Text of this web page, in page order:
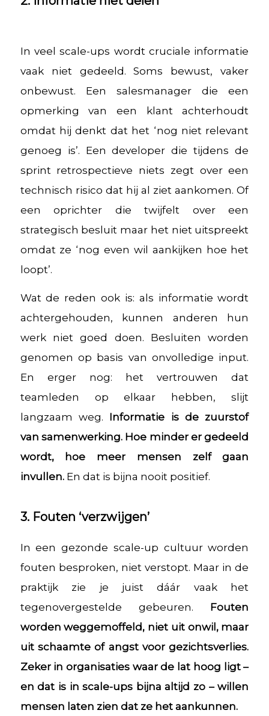
In veel scale-ups wordt cruciale informatie
vaak niet gedeeld. Soms bewust, vaker
onbewust. Een salesmanager die een
opmerking van een klant achterhoudt
omdat hij denkt dat het ‘nog niet relevant
genoeg is’. Een developer die tijdens de
sprint retrospectieve niets zegt over een
technisch risico dat hij al ziet aankomen. Of
een oprichter die twijfelt over een
strategisch besluit maar het niet uitspreekt
omdat ze ‘nog even wil aankijken hoe het
loopt’.
Wat de reden ook is: als informatie wordt
achtergehouden, kunnen anderen hun
werk niet goed doen. Besluiten worden
genomen op basis van onvolledige input.
En erger nog: het vertrouwen dat
teamleden op elkaar hebben, slijt
langzaam weg. Informatie is de zuurstof
van samenwerking. Hoe minder er gedeeld
wordt, hoe meer mensen zelf gaan
invullen.En dat is bijna nooit positief.
3. Fouten ‘verzwijgen’
In een gezonde scale-up cultuur worden
fouten besproken, niet verstopt. Maar in de
praktijk zie je juist dáár vaak het
tegenovergestelde gebeuren. Fouten
worden weggemoffeld, niet uit onwil, maar
uit schaamte of angst voor gezichtsverlies.
Zeker in organisaties waar de lat hoog ligt –
en dat is in scale-ups bijna altijd zo – willen
mensen laten zien dat ze het aankunnen.